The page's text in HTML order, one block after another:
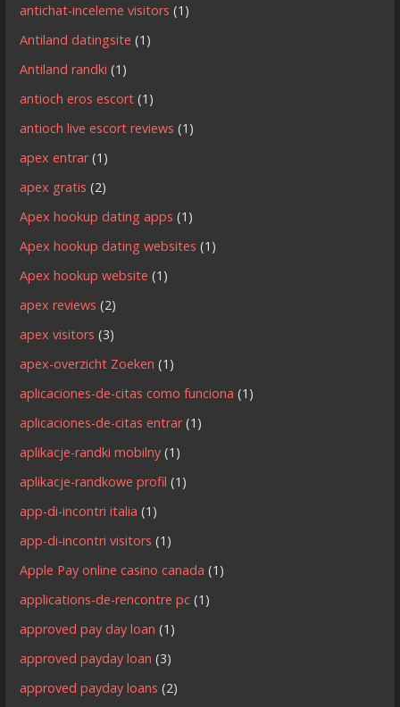
antichat-inceleme visitors (1)
Antiland datingsite (1)
Antiland randki (1)
antioch eros escort (1)
antioch live escort reviews (1)
apex entrar(1)
apex gratis (2)
Apex hookup dating apps (1)
Apex hookup dating websites (1)
Apex hookup website (1)
apex reviews (2)
apex visitors (3)
apex-overzicht Zoeken (1)
aplicaciones-de-citas como funciona (1)
aplicaciones-de-citas entrar(1)
aplikacje-randki mobilny (1)
aplikacje-randkowe profil (1)
app-di-incontri italia (1)
app-di-incontri visitors (1)
Apple Pay online casino canada (1)
applications-de-rencontre pc (1)
approved pay day loan (1)
approved payday loan (3)
approved payday loans (2)